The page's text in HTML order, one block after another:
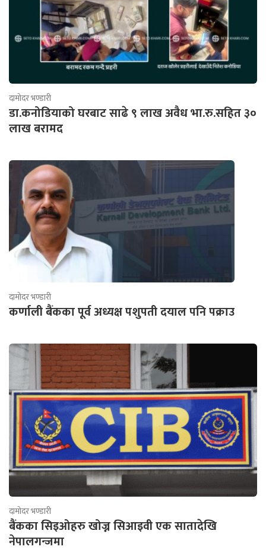
दामोदर भण्डारी
डा.कनोडियाको घरबाट साढे ९ लाख अवैध भा.रु.सहित ३०
लाख बरामद
दामोदर भण्डारी
कर्णाली बैंकका पूर्व अध्यक्ष पशुपती दयाल पनि पक्राउ
दामोदर भण्डारी
बैंकका सिइओहरु खोज्न सिआइवी एक सातादेखि
नेपालगन्जमा